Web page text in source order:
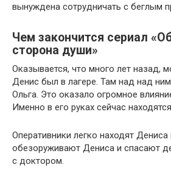
вынуждена сотрудничать с беглым
Чем закончится сериал
сторона души»
Оказывается, что много лет назад,
Денис был в лагере. Там над над
Ольга. Это оказало огромное
Именно в его руках сейчас
Оперативники легко находят
обезоруживают Дениса и спасают
с доктором.